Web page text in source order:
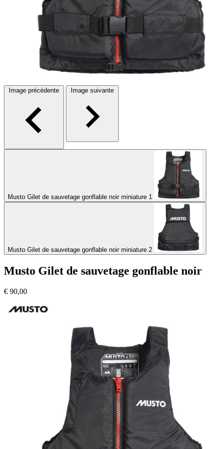
Image précédente Image suivante
Musto Gilet de sauvetage gonflable noir miniature 1
Musto Gilet de sauvetage gonflable noir miniature 2
Musto Gilet de sauvetage gonflable noir
€ 90,00